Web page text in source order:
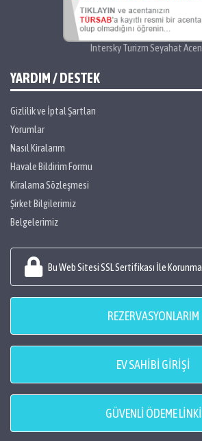
Intersky Turizm Seyahat
YARDIM / DESTEK
Gizlilik ve İptal Şartları
Yorumlar
Nasıl Kiralarım
Havale Bildirim Formu
Kiralama Sözleşmesi
Şirket Bilgilerimiz
Belgelerimiz
Bu Web Sitesi SSL Sertifikası İle
REZERVASYONLARIM
EV SAHİBİ GİRİŞİ
GÜVENLİ ÖDEME LİNKİ